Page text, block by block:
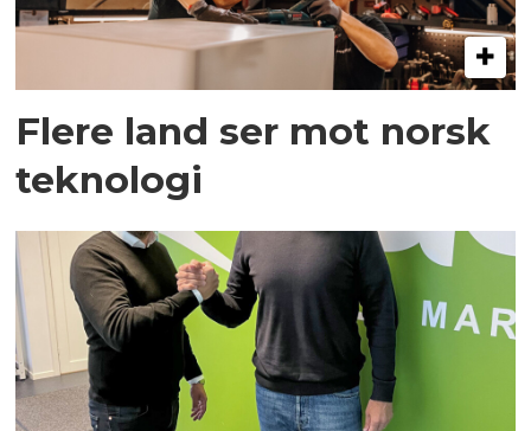
Flere land ser mot norsk
teknologi